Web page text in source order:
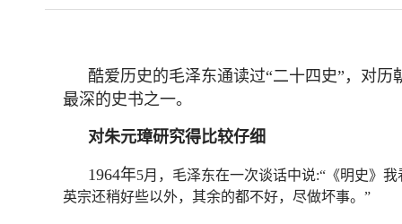
酷爱历史的毛泽东通读过“二十四史”，对
最深的史书之一。
对朱元璋研究得比较仔细
1964年5月，毛泽东在一次谈话中说:“《明史》
英宗还稍好些以外，其余的都不好，尽做坏事。”